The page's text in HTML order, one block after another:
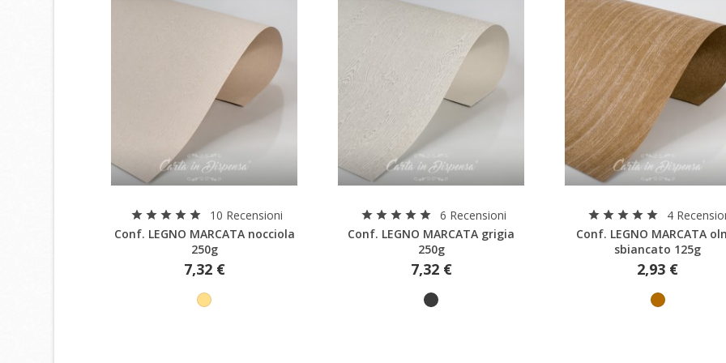
star star star star star
10 Recensioni
Conf. LEGNO MARCATA nocciola
250g
7,32 €
star star star star star
6 Recensioni
Conf. LEGNO MARCATA grigia
250g
7,32 €
star star star star star
4
Conf. LEGNO MARCATA
sbiancato 125g
2,93 €
Crea lista dei desideri